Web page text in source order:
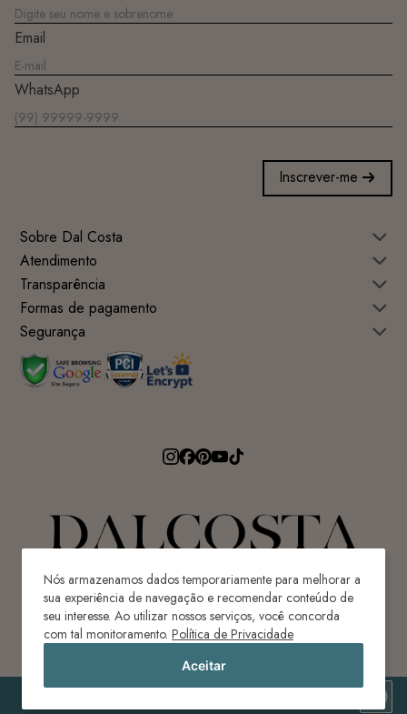
Nós armazenamos dados temporariamente para melhorar a
sua experiência de navegação e recomendar conteúdo de
seu interesse. Ao utilizar nossos serviços, você concorda
com tal monitoramento. Política de Privacidade
Aceitar
Email
WhatsApp
Inscrever-me
Sobre Dal Costa
Atendimento
Transparência
Formas de pagamento
Segurança
Avenida Ricardo Paulino Maes, 640 - Centro
Ilhota-SC | Brasil | CEP 88320-620